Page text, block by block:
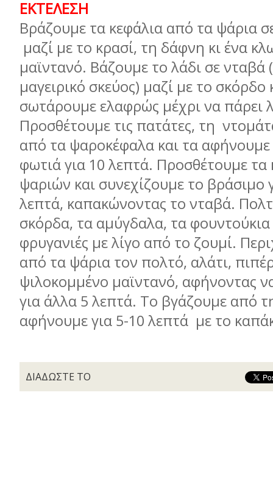
ΕΚΤΕΛΕΣΗ
Βράζουμε τα κεφάλια από τα ψάρια
μαζί με το κρασί, τη δάφνη κι ένα
μαϊντανό. Βάζουμε το λάδι σε νταβά
μαγειρικό σκεύος) μαζί με το σκόρδο
σωτάρουμε ελαφρώς μέχρι να πάρει
Προσθέτουμε τις πατάτες, τη
από τα ψαροκέφαλα και τα
φωτιά για 10 λεπτά. Προσθέτουμε
ψαριών και συνεχίζουμε το βράσιμο
λεπτά, καπακώνοντας το νταβά.
σκόρδα, τα αμύγδαλα, τα φουντούκια
φρυγανιές με λίγο από το ζουμί.
από τα ψάρια τον πολτό, αλάτι,
ψιλοκομμένο μαϊντανό, αφήνοντας
για άλλα 5 λεπτά. Το βγάζουμε από
αφήνουμε για 5-10 λεπτά με το
ΔΙΑΔΩΣΤΕ ΤΟ